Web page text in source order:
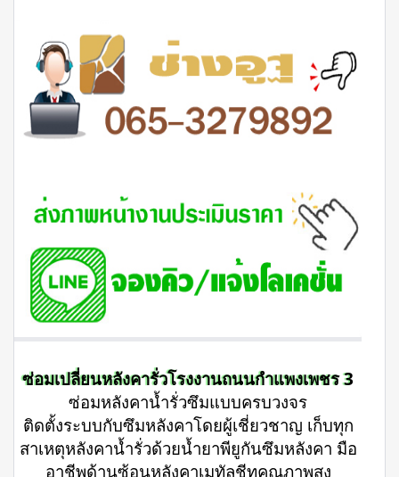
ซ่อมเปลี่ยนหลังคารั่วโรงงานถนนกำแพงเพชร 3
ซ่อมหลังคาน้ำรั่วซึมแบบครบวงจร
ติดตั้งระบบกับซึมหลังคาโดยผู้เชี่ยวชาญ เก็บทุก
สาเหตุหลังคาน้ำรั่วด้วยน้ำยาพียูกันซึมหลังคา มือ
อาชีพด้านซ้อนหลังคาเมทัลชีทคุณภาพสูง